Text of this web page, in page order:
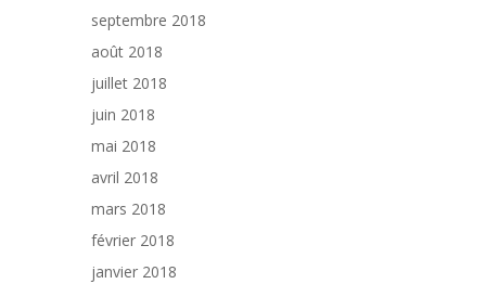
septembre 2018
août 2018
juillet 2018
juin 2018
mai 2018
avril 2018
mars 2018
février 2018
janvier 2018